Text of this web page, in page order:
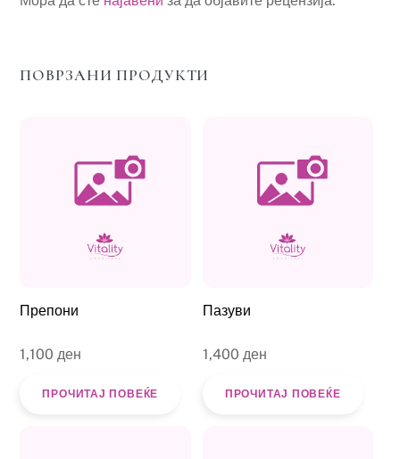
ПОВРЗАНИ ПРОДУКТИ
Препони
1,100 ден
ПРОЧИТАЈ ПОВЕЌЕ
Пазуви
1,400 ден
ПРОЧИТАЈ ПОВЕЌЕ